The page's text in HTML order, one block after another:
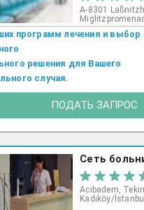
A-8301
программ лечения и выбор
решения для Вашего
случая.
ПОДАТЬ ЗАПРОС
Сеть
Acıbadem,
Kadıköy/